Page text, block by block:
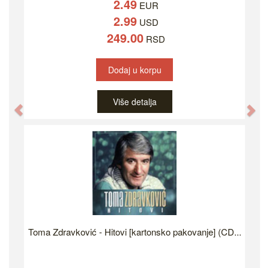
2.49 EUR
2.99 USD
249.00 RSD
Dodaj u korpu
Više detalja
Toma Zdravković - Hitovi [kartonsko pakovanje] (CD...